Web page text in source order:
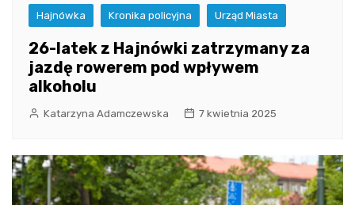
Hajnówka Kronika policyjna Urząd Miasta
26-latek z Hajnówki zatrzymany za
jazdę rowerem pod wpływem
alkoholu
Katarzyna Adamczewska 7 kwietnia 2025